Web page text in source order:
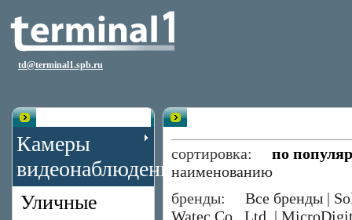
td@terminal1.spb.ru
Камеры
видеонаблюдения
Уличные
сортировка: по
наименованию
бренды: Все бренды |
Watec Co., Ltd. |